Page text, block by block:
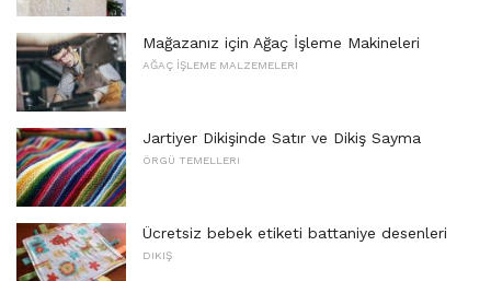
Mağazanız için Ağaç İşleme Makineleri
AĞAÇ İŞLEME MALZEMELERI
Jartiyer Dikişinde Satır ve Dikiş Sayma
ÖRGÜ TEMELLERI
Ücretsiz bebek etiketi battaniye desenleri
DIKIŞ